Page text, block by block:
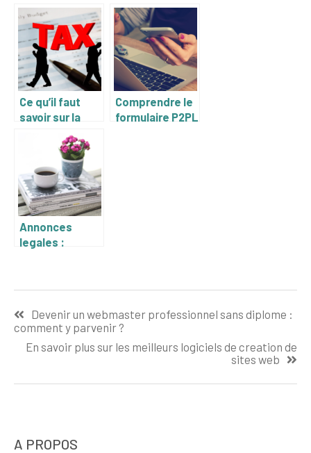
état des lieux
d’un local
commercial
avantages de
faire appel a
cet expert
Ce qu’il faut
savoir sur la
taxe fonciere
Comprendre le
formulaire P2PL
Annonces
legales :
reussie
de
l’article
Devenir un webmaster professionnel sans diplome :
comment y parvenir ?
En savoir plus sur les meilleurs logiciels de creation de
sites web
A PROPOS